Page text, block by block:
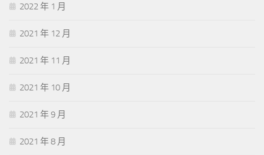
2022 年 1 月
2021 年 12 月
2021 年 11 月
2021 年 10 月
2021 年 9 月
2021 年 8 月